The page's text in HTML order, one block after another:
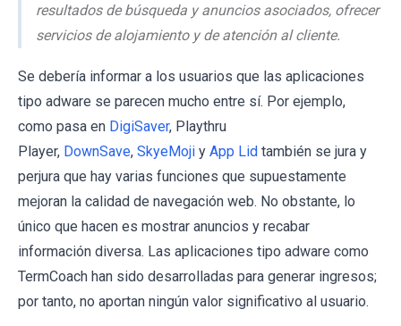
resultados de búsqueda y anuncios asociados, ofrecer
servicios de alojamiento y de atención al cliente.
Se debería informar a los usuarios que las aplicaciones
tipo adware se parecen mucho entre sí. Por ejemplo,
como pasa en DigiSaver, Playthru
Player, DownSave, SkyeMoji y App Lid también se jura y
perjura que hay varias funciones que supuestamente
mejoran la calidad de navegación web. No obstante, lo
único que hacen es mostrar anuncios y recabar
información diversa. Las aplicaciones tipo adware como
TermCoach han sido desarrolladas para generar ingresos;
por tanto, no aportan ningún valor significativo al usuario.